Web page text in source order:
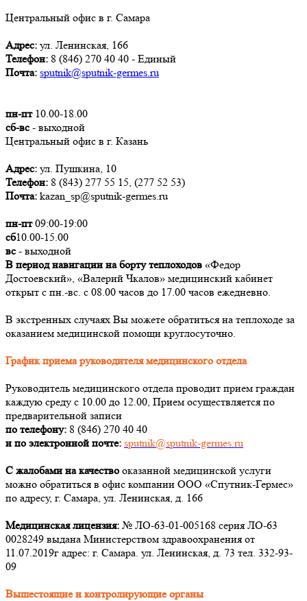
Центральный офис в г. Самара
Адрес: ул. Ленинская, 166
Телефон: 8 (846) 270 40 40 - Единый
Почта: sputnik@sputnik-germes.ru
пн-пт10.00-18.00
сб-вс- выходной
Центральный офис в г. Казань
Адрес: ул. Пушкина, 10
Телефон: 8 (843) 277 55 15, (277 52 53)
Почта: kazan_sp@sputnik-germes.ru
пн-пт09:00-19:00
сб10.00-15.00
вс- выходной
В период навигации на борту теплоходов «Федор
Достоевский», «Валерий Чкалов» медицинский кабинет
открыт с пн.-вс. с 08.00 часов до 17.00 часов ежедневно.
В экстренных случаях Вы можете обратиться на теплоходе за
оказанием медицинской помощи круглосуточно.
График приема руководителя медицинского отдела
Руководитель медицинского отдела проводит прием граждан
каждую среду с 10.00 до 12.00, Прием осуществляется по
предварительной записи
по телефону: 8 (846) 270 40 40
и по электронной почте: sputnik@sputnik-germes.ru
С жалобами на качество оказанной медицинской услуги
можно обратиться в офис компании ООО «Спутник-Гермес»
по адресу, г. Самара, ул. Ленинская, д. 166
Медицинская лицензия: № ЛО-63-01-005168 серия ЛО-63
0028249 выдана Министерством здравоохранения от
11.07.2019г адрес: г. Самара. ул. Ленинская, д. 73 тел. 332-93-
09
Вышестоящие и контролирующие органы